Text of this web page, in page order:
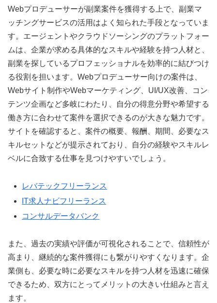
Webプロデューサーが副業案件を獲得する上で、副業マ
ッチングサービスの活用はよく知られた手段となっていま
す。エージェントやクラウドソーシングのプラットフォー
ムは、企業が求める具体的なスキルや経験を持つ人材と、
副業を探しているプロフェッショナルを効率的に結びつけ
る役割を担います。Webプロデューサー向けの案件は、
Webサイト制作やWebマーケティング、UI/UX改善、コン
テンツ企画など多岐にわたり、自分の得意分野や希望する
働き方に合わせて案件を選択できるのが大きな魅力です。
サイトを確認すると、案件の概要、報酬、期間、必要なス
キルセットなどが提示されており、自分の経験やスキルレ
ベルに合致する仕事を見つけやすいでしょう。
レバテックフリーランス
IT求人ナビフリーランス
コンサルデータバンク
また、過去の実績や評価が可視化されることで、信頼性が
高まり、継続的な案件獲得にも繋がりやすくなります。企
業側も、必要な時に必要なスキルを持つ人材を迅速に確保
できるため、双方にとってメリットの大きい仕組みと言え
ます。